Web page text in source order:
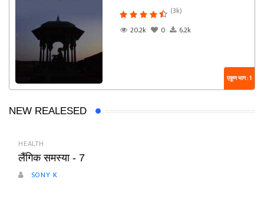
(3k)
20.2k
0 6.2k
एकूण भाग : 1
NEW REALESED
HEALTH
लैंगिक समस्या - 7
SONY K